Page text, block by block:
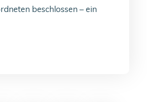
beschlossen – ein